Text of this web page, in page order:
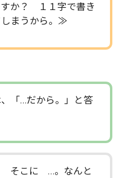
すか？ １１字で書き
まうから。≫
「…だから。」と答
そこに …。なんと